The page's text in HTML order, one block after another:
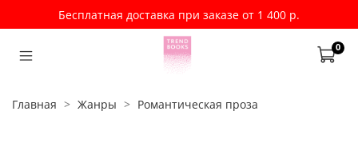
Бесплатная доставка при заказе от 1 400 р.
0
Главная Жанры Романтическая проза